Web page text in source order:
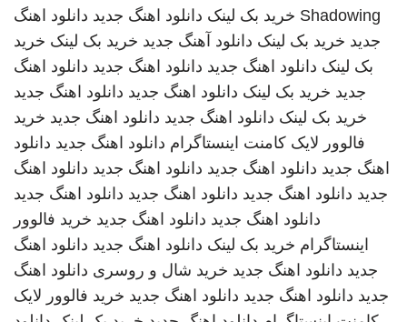
Shadowing خرید بک لینک دانلود اهنگ جدید دانلود اهنگ
جدید خرید بک لینک دانلود آهنگ جدید خرید بک لینک خرید
بک لینک دانلود اهنگ جدید دانلود اهنگ جدید دانلود اهنگ
جدید خرید بک لینک دانلود اهنگ جدید دانلود اهنگ جدید
خرید بک لینک دانلود اهنگ جدید دانلود اهنگ جدید خرید
فالوور لایک کامنت اینستاگرام دانلود اهنگ جدید دانلود
اهنگ جدید دانلود اهنگ جدید دانلود اهنگ جدید دانلود اهنگ
جدید دانلود اهنگ جدید دانلود اهنگ جدید دانلود اهنگ جدید
دانلود اهنگ جدید دانلود اهنگ جدید خرید فالوور
اینستاگرام خرید بک لینک دانلود اهنگ جدید دانلود اهنگ
جدید دانلود اهنگ جدید خرید شال و روسری دانلود اهنگ
جدید دانلود اهنگ جدید دانلود اهنگ جدید خرید فالوور لایک